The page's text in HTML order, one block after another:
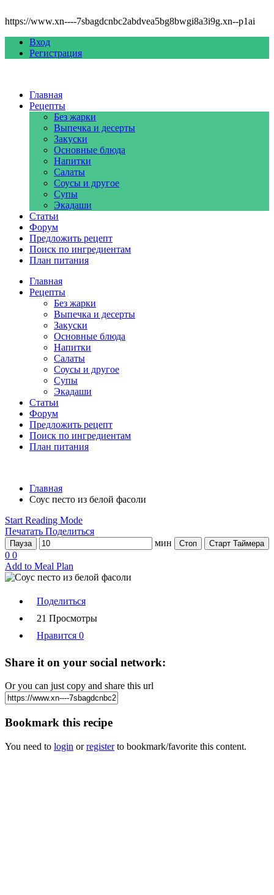
https://www.xn----7sbagdcnbc2abdvea5bg8bwgi8a3i9g.xn--p1ai
Вход
Регистрация
Главная
Рецепты
Без жарки
Выпечка и десерты
Закуски
Основные блюда
Напитки
Салаты
Соусы и другое
Супы
Экадаши
Статьи
Форум
Предложить рецепт
Поиск по ингредиентам
План питания
Главная
Рецепты
Без жарки
Выпечка и десерты
Закуски
Основные блюда
Напитки
Салаты
Соусы и другое
Супы
Экадаши
Статьи
Форум
Предложить рецепт
Поиск по ингредиентам
План питания
Главная
Соус песто из белой фасоли
Start Reading Mode
Печатать Поделиться
Пауза мин Стоп Старт Таймера
0 0
Add to Meal Plan
Поделиться
21 Просмотры
Нравится 0
Share it on your social network:
Or you can just copy and share this url
Bookmark this recipe
You need to login orregisterto bookmark/favorite this content.